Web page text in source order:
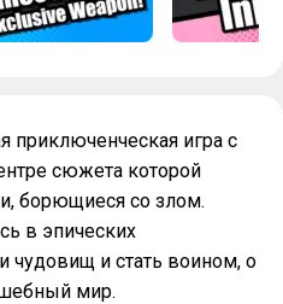
приключенческая игра с
сюжета которой
борющиеся со злом.
в эпических
чудовищ и стать воином, о
мир.